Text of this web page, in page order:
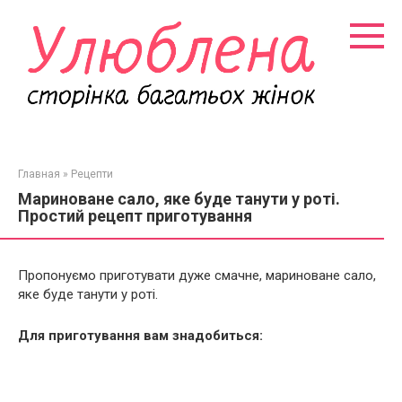
контенту
Главная » Рецепти
Мариноване сало, яке буде танути у роті.
Простий рецепт приготування
Пропонуємо приготувати дуже смачне, мариноване сало,
яке буде танути у роті.
Для приготування вам знадобиться: